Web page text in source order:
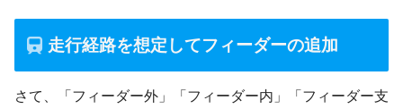
走行経路を想定してフィーダーの追加
さて、「フィーダー外」「フィーダー内」「フィーダー支